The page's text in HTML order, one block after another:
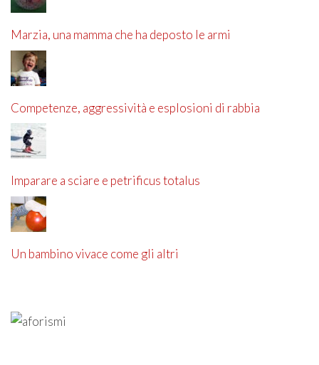
Marzia, una mamma che ha deposto le armi
Competenze, aggressività e esplosioni di rabbia
Imparare a sciare e petrificus totalus
Un bambino vivace come gli altri